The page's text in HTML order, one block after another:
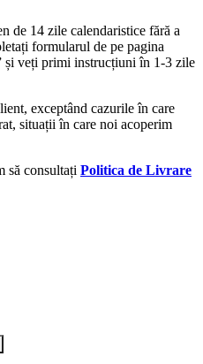
de 14 zile calendaristice fără a
formularul de pe pagina
și veți primi instrucțiuni în 1-3 zile
exceptând cazurile în care
situații în care noi acoperim
să consultați Politica de Livrare